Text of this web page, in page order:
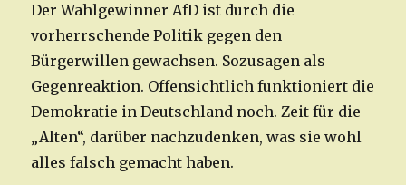
Der Wahlgewinner AfD ist durch die
vorherrschende Politik gegen den
Bürgerwillen gewachsen. Sozusagen als
Gegenreaktion. Offensichtlich funktioniert die
Demokratie in Deutschland noch. Zeit für die
„Alten“, darüber nachzudenken, was sie wohl
alles falsch gemacht haben.